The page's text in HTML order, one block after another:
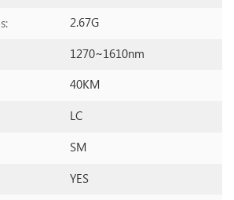
2.67G
1270~1610nm
40KM
LC
SM
YES